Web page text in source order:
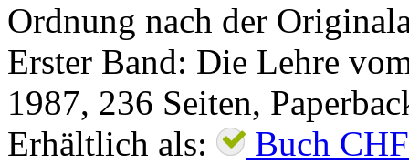
Ordnung nach der
Erster Band: Die Lehre
1987, 236 Seiten,
Erhältlich als:
Buch